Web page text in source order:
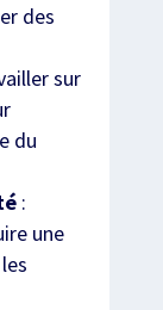
des
sur
du
:
une